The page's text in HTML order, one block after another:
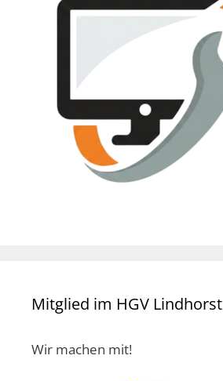
Mitglied im HGV Lindhorst
Wir machen mit!